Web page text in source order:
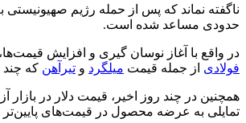
ناگفته نماند که پس از حمله رژیم
حدودی مساعد شده است.
در واقع با آغاز نوسان گیری و افزایش
فولادی از جمله قیمت میلگرد و تیرآهن که چند
تمایلی به عرضه محصول در قیمت‌های پایین‌تر